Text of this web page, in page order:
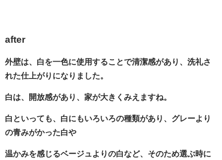
after
外壁は、白を一色に使用することで清潔感があり、洗礼さ
れた仕上がりになりました。
白は、開放感があり、家が大きくみえますね。
白といっても、白にもいろいろの種類があり、グレーより
の青みがかった白や
温かみを感じるベージュよりの白など、そのため選ぶ時に